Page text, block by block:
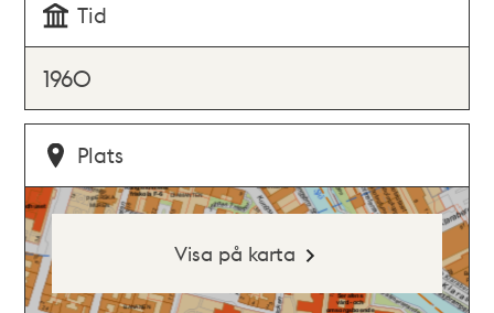
Tid
1960
Plats
Visa på karta